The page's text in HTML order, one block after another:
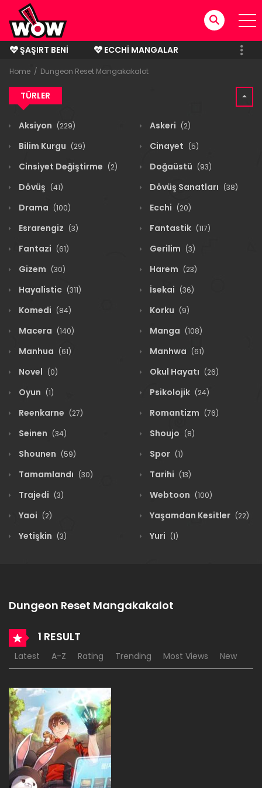
ŞAŞIRT BENI
ECCHI MANGALAR
BITMIŞ MANGALAR
Home Dungeon Reset Mangakakalot
TÜRLER
Aksiyon (229) Askeri (2)
Bilim Kurgu (29) Cinayet (5)
Cinsiyet Değiştirme (2) Doğaüstü (93)
Dövüş (41) Dövüş Sanatları (38)
Drama (100) Ecchi (20)
Esrarengiz (3) Fantastik (117)
Fantazi (61) Gerilim (3)
Gizem (30) Harem (23)
Hayalistic (311) İsekai (36)
Komedi (84) Korku (9)
Macera (140) Manga (108)
Manhua (61) Manhwa (61)
Novel (0) Okul Hayatı (26)
Oyun (1) Psikolojik (24)
Reenkarne (27) Romantizm (76)
Seinen (34) Shoujo (8)
Shounen (59) Spor (1)
Tamamlandı (30) Tarihi (13)
Trajedi (3) Webtoon (100)
Yaoi (2) Yaşamdan Kesitler (22)
Yetişkin (3) Yuri (1)
Dungeon Reset Mangakakalot
1 RESULT
Latest A-Z Rating Trending Most Views New